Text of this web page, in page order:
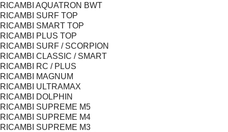
RICAMBI AQUATRON BWT
RICAMBI SURF TOP
RICAMBI SMART TOP
RICAMBI PLUS TOP
RICAMBI SURF / SCORPION
RICAMBI CLASSIC / SMART
RICAMBI RC / PLUS
RICAMBI MAGNUM
RICAMBI ULTRAMAX
RICAMBI DOLPHIN
RICAMBI SUPREME M5
RICAMBI SUPREME M4
RICAMBI SUPREME M3